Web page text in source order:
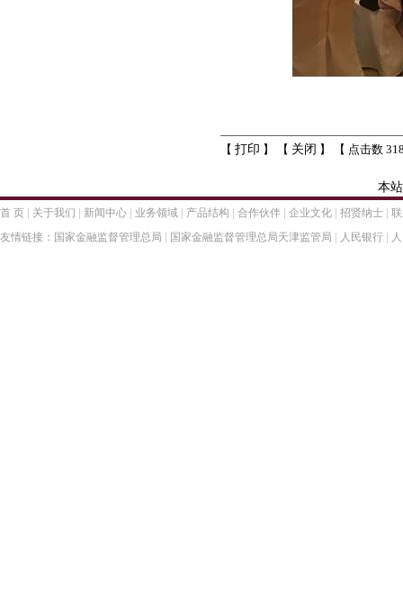
【 打印 】 【 关闭 】 【 点击数
本
首 页 | 关于我们 | 新闻中心 | 业务领域 | 产品结构 | 合作伙伴 | 企业文化 | 招贤纳士 |
友情链接： 国家金融监督管理总局 | 国家金融监督管理总局天津监管局 | 人民银行 |